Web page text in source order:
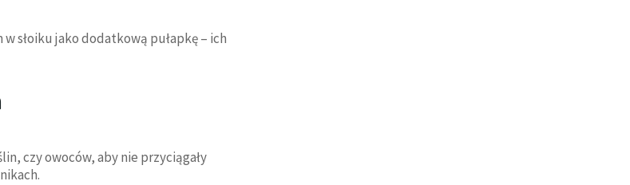
słoiku jako dodatkową pułapkę – ich
czy owoców, aby nie przyciągały